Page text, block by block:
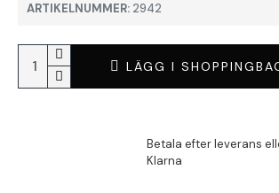
ARTIKELNUMMER: 2942
LÄGG I